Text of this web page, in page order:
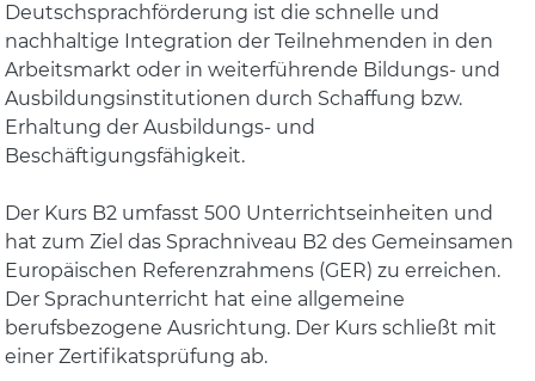
Deutschsprachförderung ist die schnelle und
nachhaltige Integration der Teilnehmenden in den
Arbeitsmarkt oder in weiterführende Bildungs- und
Ausbildungsinstitutionen durch Schaffung bzw.
Erhaltung der Ausbildungs- und
Beschäftigungsfähigkeit.
Der Kurs B2 umfasst 500 Unterrichtseinheiten und
hat zum Ziel das Sprachniveau B2 des Gemeinsamen
Europäischen Referenzrahmens (GER) zu erreichen.
Der Sprachunterricht hat eine allgemeine
berufsbezogene Ausrichtung. Der Kurs schließt mit
einer Zertifikatsprüfung ab.